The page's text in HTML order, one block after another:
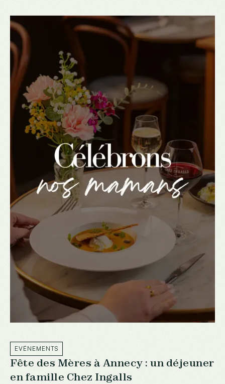
EVÉNEMENTS
Fête des Mères à Annecy : un déjeuner
en famille Chez Ingalls